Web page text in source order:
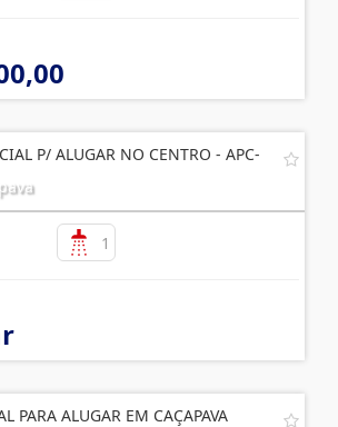
P/ ALUGAR NO CENTRO - APC-
1
PARA ALUGAR EM CAÇAPAVA